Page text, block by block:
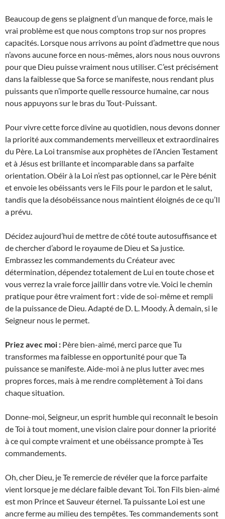
Beaucoup de gens se plaignent d’un manque de force, mais le
vrai problème est que nous comptons trop sur nos propres
capacités. Lorsque nous arrivons au point d’admettre que nous
n’avons aucune force en nous-mêmes, alors nous nous ouvrons
pour que Dieu puisse vraiment nous utiliser. C’est précisément
dans la faiblesse que Sa force se manifeste, nous rendant plus
puissants que n’importe quelle ressource humaine, car nous
nous appuyons sur le bras du Tout-Puissant.
Pour vivre cette force divine au quotidien, nous devons donner
la priorité aux commandements merveilleux et extraordinaires
du Père. La Loi transmise aux prophètes de l’Ancien Testament
et à Jésus est brillante et incomparable dans sa parfaite
orientation. Obéir à la Loi n’est pas optionnel, car le Père bénit
et envoie les obéissants vers le Fils pour le pardon et le salut,
tandis que la désobéissance nous maintient éloignés de ce qu’Il
a prévu.
Décidez aujourd’hui de mettre de côté toute autosuffisance et
de chercher d’abord le royaume de Dieu et Sa justice.
Embrassez les commandements du Créateur avec
détermination, dépendez totalement de Lui en toute chose et
vous verrez la vraie force jaillir dans votre vie. Voici le chemin
pratique pour être vraiment fort : vide de soi-même et rempli
de la puissance de Dieu. Adapté de D. L. Moody. À demain, si le
Seigneur nous le permet.
Priez avec moi : Père bien-aimé, merci parce que Tu
transformes ma faiblesse en opportunité pour que Ta
puissance se manifeste. Aide-moi à ne plus lutter avec mes
propres forces, mais à me rendre complètement à Toi dans
chaque situation.
Donne-moi, Seigneur, un esprit humble qui reconnaît le besoin
de Toi à tout moment, une vision claire pour donner la priorité
à ce qui compte vraiment et une obéissance prompte à Tes
commandements.
Oh, cher Dieu, je Te remercie de révéler que la force parfaite
vient lorsque je me déclare faible devant Toi. Ton Fils bien-aimé
est mon Prince et Sauveur éternel. Ta puissante Loi est une
ancre ferme au milieu des tempêtes. Tes commandements sont